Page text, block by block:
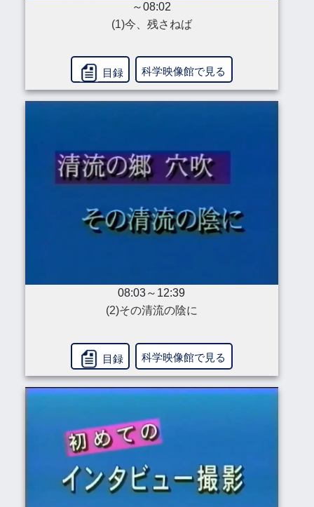
～08:02
(1)今、残さねば
目録 科学映像館で見る
08:03～12:39
(2)その清流の陰に
目録 科学映像館で見る